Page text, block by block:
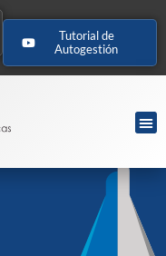
Tutorial de
Autogestión